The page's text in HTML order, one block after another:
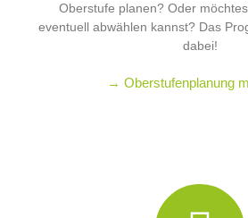
Oberstufe planen? Oder
eventuell abwählen kannst? Das
dabei!
→ Oberstufenplanung